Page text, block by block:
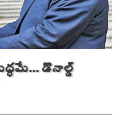
డొనాల్డ్‌